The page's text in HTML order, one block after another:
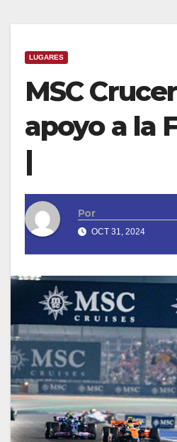
LUGARES
MSC
apoyo a la
|
Por
OCT 31, 2024